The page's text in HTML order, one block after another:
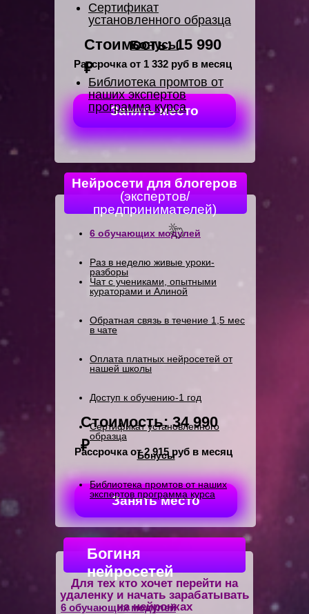
Для тех кто хочет перейти на
удаленку и начать зарабатывать
на нейронках
Занять место
Занять место
Нейросети для блогеров
(экспертов/
предпринимателей)
Богиня
нейросетей
Стоимость: 34 990
₽
Стоимость: 15 990
₽
Рассрочка от 2 915 руб в месяц
Рассрочка от 1 332 руб в месяц
6 обучающих модулей
Раз в неделю живые уроки-
разборы
Чат с учениками, опытными
кураторами и Алиной
Обратная связь в течение 1,5 мес
в чате
Оплата платных нейросетей от
нашей школы
Доступ к обучению-1 год
Сертификат установленного
образца
Бонусы
Библиотека промтов от наших
экспертов программа курса
Сертификат
установленного образца
Бонусы
Библиотека промтов от
наших экспертов
программа курса
6 обучающих модулей